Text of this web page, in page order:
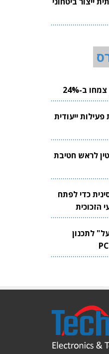
ב-24%
ייעודית
לראש חטיבת
כדי לפתח
הזכוכית
לתכנון